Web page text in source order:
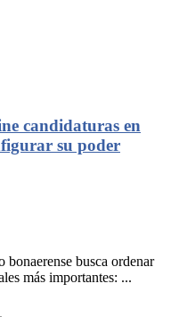
candidaturas en
su poder
bonaerense busca ordenar
más importantes: ...